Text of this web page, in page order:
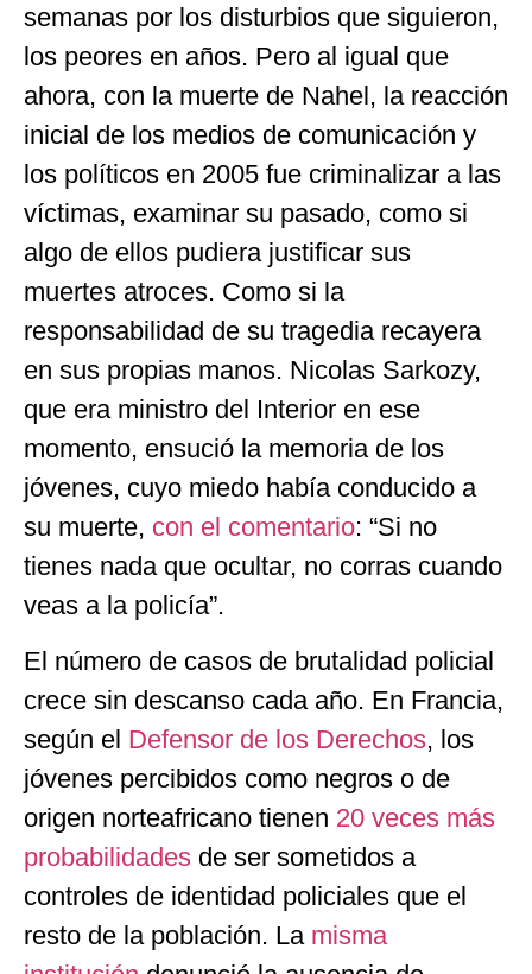
semanas por los disturbios que siguieron,
los peores en años. Pero al igual que
ahora, con la muerte de Nahel, la reacción
inicial de los medios de comunicación y
los políticos en 2005 fue criminalizar a las
víctimas, examinar su pasado, como si
algo de ellos pudiera justificar sus
muertes atroces. Como si la
responsabilidad de su tragedia recayera
en sus propias manos. Nicolas Sarkozy,
que era ministro del Interior en ese
momento, ensució la memoria de los
jóvenes, cuyo miedo había conducido a
su muerte, con el comentario: “Si no
tienes nada que ocultar, no corras cuando
veas a la policía”.
El número de casos de brutalidad policial
crece sin descanso cada año. En Francia,
según el Defensor de los Derechos, los
jóvenes percibidos como negros o de
origen norteafricano tienen 20 veces más
probabilidades de ser sometidos a
controles de identidad policiales que el
resto de la población. La misma